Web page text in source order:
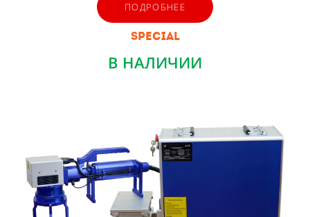
ПОДРОБНЕЕ
SPECIAL
В НАЛИЧИИ